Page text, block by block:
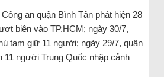
an quận Bình Tân phát hiện 28
biên vào TP.HCM; ngày 30/7,
tạm giữ 11 người; ngày 29/7, quận
11 người Trung Quốc nhập cảnh